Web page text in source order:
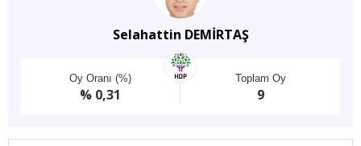
Selahattin DEMİRTAŞ
Oy Oranı (%)
% 0,31
Toplam Oy
9